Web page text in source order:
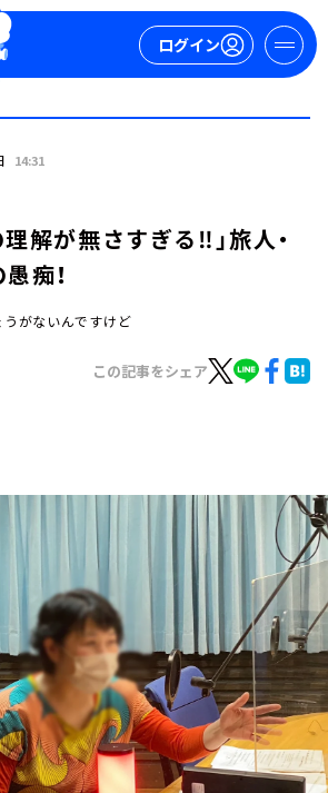
ログイン
ズ
14:31
解が無さすぎる‼」旅人・
痴！
がないんですけど
この記事をシェア